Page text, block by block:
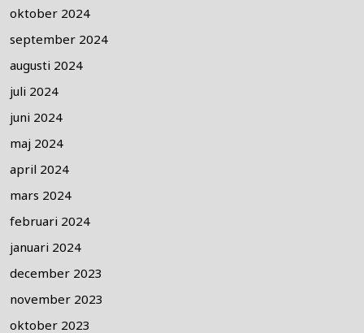
oktober 2024
september 2024
augusti 2024
juli 2024
juni 2024
maj 2024
april 2024
mars 2024
februari 2024
januari 2024
december 2023
november 2023
oktober 2023